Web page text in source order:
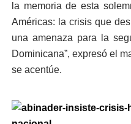
la memoria de esta
Américas: la crisis que
una amenaza para la
Dominicana”, expresó el
se acentúe.